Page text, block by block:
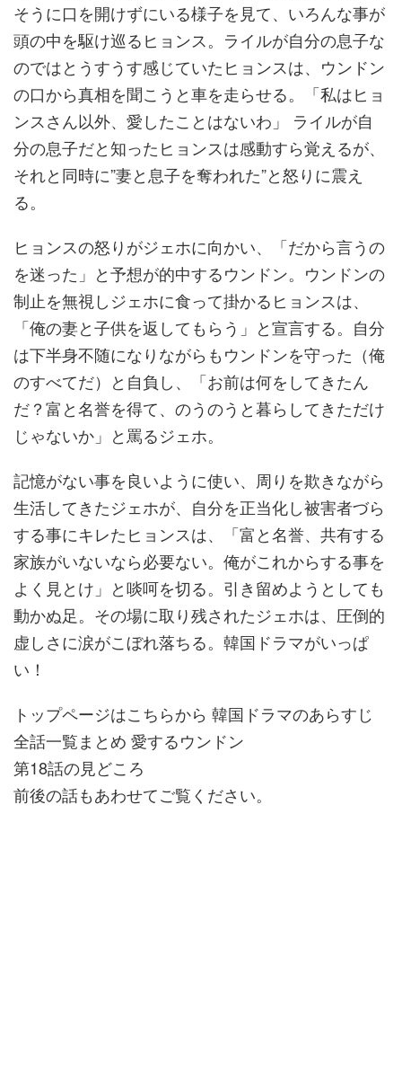
そうに口を開けずにいる様子を見て、いろんな事が
頭の中を駆け巡るヒョンス。ライルが自分の息子な
のではとうすうす感じていたヒョンスは、ウンドン
の口から真相を聞こうと車を走らせる。「私はヒョ
ンスさん以外、愛したことはないわ」 ライルが自
分の息子だと知ったヒョンスは感動すら覚えるが、
それと同時に”妻と息子を奪われた”と怒りに震え
る。
ヒョンスの怒りがジェホに向かい、「だから言うの
を迷った」と予想が的中するウンドン。ウンドンの
制止を無視しジェホに食って掛かるヒョンスは、
「俺の妻と子供を返してもらう」と宣言する。自分
は下半身不随になりながらもウンドンを守った（俺
のすべてだ）と自負し、「お前は何をしてきたん
だ？富と名誉を得て、のうのうと暮らしてきただけ
じゃないか」と罵るジェホ。
記憶がない事を良いように使い、周りを欺きながら
生活してきたジェホが、自分を正当化し被害者づら
する事にキレたヒョンスは、「富と名誉、共有する
家族がいないなら必要ない。俺がこれからする事を
よく見とけ」と啖呵を切る。引き留めようとしても
動かぬ足。その場に取り残されたジェホは、圧倒的
虚しさに涙がこぼれ落ちる。韓国ドラマがいっぱ
い！
トップページはこちらから 韓国ドラマのあらすじ
全話一覧まとめ 愛するウンドン
第18話の見どころ
前後の話もあわせてご覧ください。